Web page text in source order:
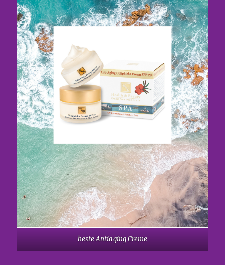
beste Antiaging Creme